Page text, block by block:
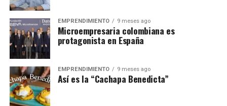
EMPRENDIMIENTO 9 meses ago
Microempresaria colombiana es
protagonista en España
EMPRENDIMIENTO 9 meses ago
Así es la “Cachapa Benedicta”